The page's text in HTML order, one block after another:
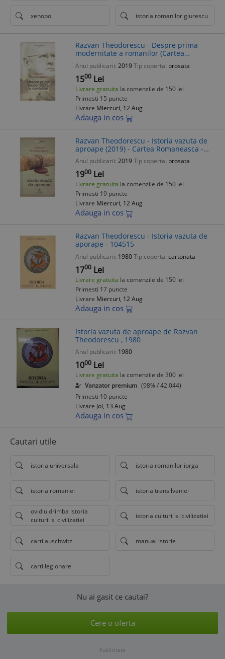
xenopol istoria romanilor giurescu
Razvan Theodorescu - Despre prima
modernitate a romanilor (Cartea
Romaneasca, 2019) Istorie Romania
Anul publicarii: 2019Tip coperta: brosata
1500 Lei
Livrare gratuita la comenzile de 150 lei
Primesti 15 puncte
Livrare Miercuri, 12 Aug
Adauga in cos
Razvan Theodorescu - Istoria vazuta de
aproape (2019) - Cartea Romaneasca -
Istorie Romania
Anul publicarii: 2019Tip coperta: brosata
1900 Lei
Livrare gratuita la comenzile de 150 lei
Primesti 19 puncte
Livrare Miercuri, 12 Aug
Adauga in cos
Razvan Theodorescu - Istoria vazuta de
aporape - 104515
Anul publicarii: 1980Tip coperta: cartonata
1700 Lei
Livrare gratuita la comenzile de 150 lei
Primesti 17 puncte
Livrare Miercuri, 12 Aug
Adauga in cos
Istoria vazuta de aproape de Razvan
Theodorescu , 1980
Anul publicarii: 1980
1000 Lei
Livrare gratuita la comenzile de 300 lei
Vanzator premium (98% / 42.044)
Primesti 10 puncte
Livrare Joi, 13 Aug
Adauga in cos
Cautari utile
istoria universala istoria romanilor iorga
istoria romaniei istoria transilvaniei
ovidiu drimba istoria
culturii si civilizatiei
istoria culturii si civilizatiei
carti auschwitz manual istorie
carti legionare
Nu ai gasit ce cautai?
Cere o oferta
Publicitate